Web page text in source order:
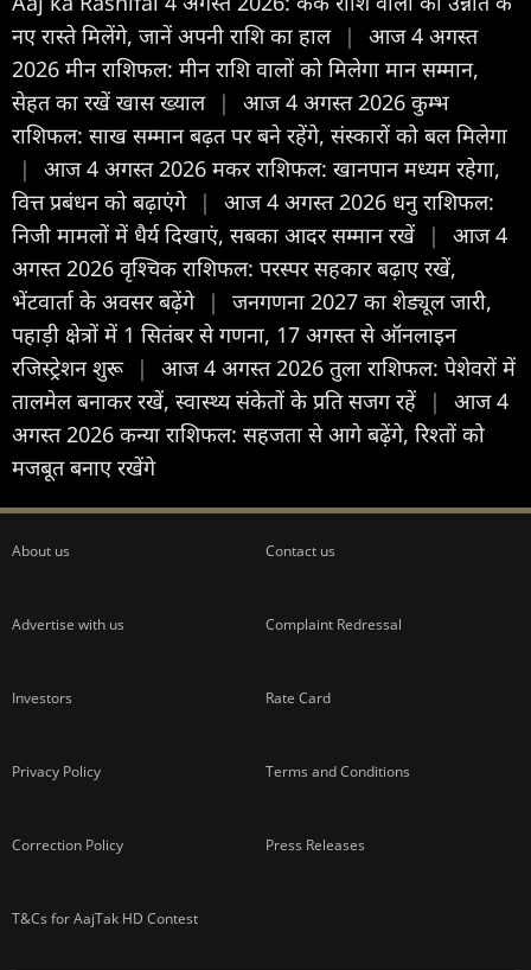
नए रास्ते मिलेंगे, जानें अपनी राशि का हाल |
आज 4 अगस्त
2026 मीन राशिफल: मीन राशि वालों को मिलेगा मान सम्मान,
सेहत का रखें खास ख्याल |
आज 4 अगस्त 2026 कुम्भ
राशिफल: साख सम्मान बढ़त पर बने रहेंगे, संस्कारों को बल मिलेगा
|
आज 4 अगस्त 2026 मकर राशिफल: खानपान मध्यम रहेगा,
वित्त प्रबंधन को बढ़ाएंगे |
आज 4 अगस्त 2026 धनु राशिफल:
निजी मामलों में धैर्य दिखाएं, सबका आदर सम्मान रखें
|
आज 4
अगस्त 2026 वृश्चिक राशिफल: परस्पर सहकार बढ़ाए रखें,
भेंटवार्ता के अवसर बढ़ेंगे |
जनगणना 2027 का शेड्यूल जारी,
पहाड़ी क्षेत्रों में 1 सितंबर से गणना, 17 अगस्त से ऑनलाइन
रजिस्ट्रेशन शुरू |
आज 4 अगस्त 2026 तुला राशिफल: पेशेवरों में
तालमेल बनाकर रखें, स्वास्थ्य संकेतों के प्रति सजग रहें
|
आज 4
अगस्त 2026 कन्या राशिफल: सहजता से आगे बढ़ेंगे, रिश्तों को
मजबूत बनाए रखेंगे
About us Contact us
Advertise with us Complaint Redressal
Investors Rate Card
Privacy Policy Terms and Conditions
Correction Policy Press Releases
T&Cs for AajTak HD Contest